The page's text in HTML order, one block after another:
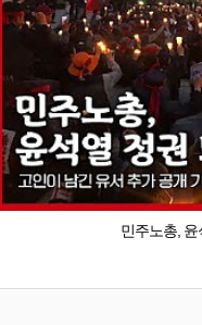
민주노총,